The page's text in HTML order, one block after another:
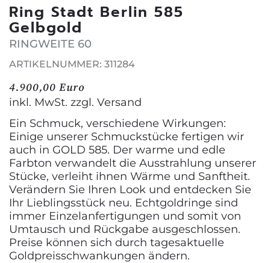
Ring Stadt Berlin 585
Gelbgold
RINGWEITE 60
ARTIKELNUMMER: 311284
4.900,00 Euro
inkl. MwSt. zzgl. Versand
Ein Schmuck, verschiedene Wirkungen:
Einige unserer Schmuckstücke fertigen wir
auch in GOLD 585. Der warme und edle
Farbton verwandelt die Ausstrahlung unserer
Stücke, verleiht ihnen Wärme und Sanftheit.
Verändern Sie Ihren Look und entdecken Sie
Ihr Lieblingsstück neu. Echtgoldringe sind
immer Einzelanfertigungen und somit von
Umtausch und Rückgabe ausgeschlossen.
Preise können sich durch tagesaktuelle
Goldpreisschwankungen ändern.